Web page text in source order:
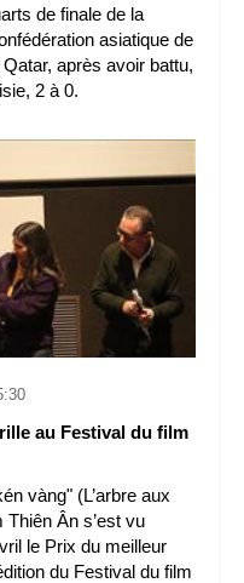
de finale de la
asiatique de
après avoir battu,
2 à 0.
au Festival du film
vàng" (L’arbre aux
Thiên Ân s’est vu
le Prix du meilleur
du Festival du film